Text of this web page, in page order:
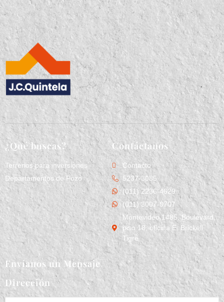
¿Qué buscas?
Terrenos para inversiones
Departamentos de Pozo
Contáctanos
Contacto
5237-3085
(011) 2236-4629
(011) 3007-0707
Montevideo 1485, Boulevard,
piso 18, oficina E. Brickell
Tigre
Envíanos un Mensaje
Dirección